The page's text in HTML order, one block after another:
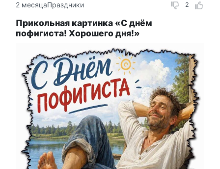
2
2 месяцаПраздники
Прикольная картинка «С днём
пофигиста! Хорошего дня!»